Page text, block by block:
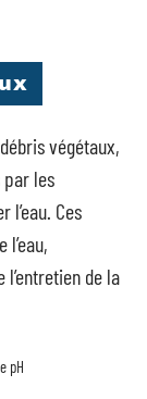
végétaux,
les
Ces
de la
pH